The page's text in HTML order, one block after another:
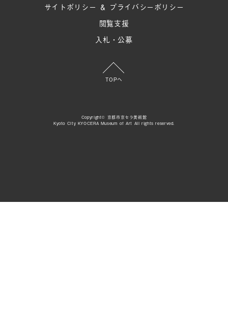
サイトポリシー ＆ プライバシーポリシー
閲覧支援
入札・公募
TOPへ
Copyright© 京都市京セラ美術館
Kyoto City KYOCERA Museum of Art All rights reserved.